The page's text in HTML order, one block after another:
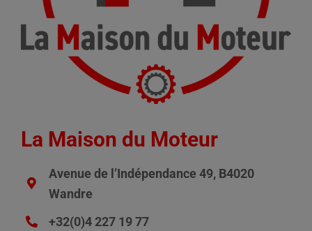
La Maison du Moteur
Avenue de l’Indépendance 49, B4020
Wandre
+32(0)4 227 19 77